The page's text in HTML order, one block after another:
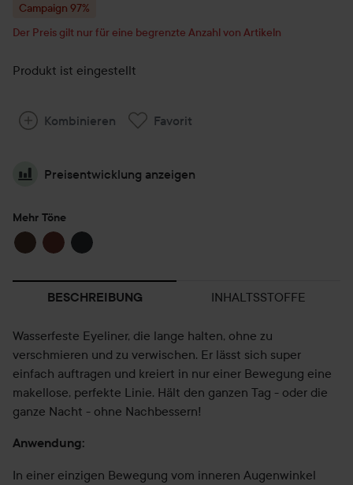
Campaign 97%
Der Preis gilt nur für eine begrenzte Anzahl von Artikeln
Produkt ist eingestellt
Kombinieren Favorit
Preisentwicklung anzeigen
Mehr Töne
BESCHREIBUNG INHALTSSTOFFE
Wasserfeste Eyeliner, die lange halten, ohne zu
verschmieren und zu verwischen. Er lässt sich super
einfach auftragen und kreiert in nur einer Bewegung eine
makellose, perfekte Linie. Hält den ganzen Tag - oder die
ganze Nacht - ohne Nachbessern!
Anwendung:
In einer einzigen Bewegung vom inneren Augenwinkel